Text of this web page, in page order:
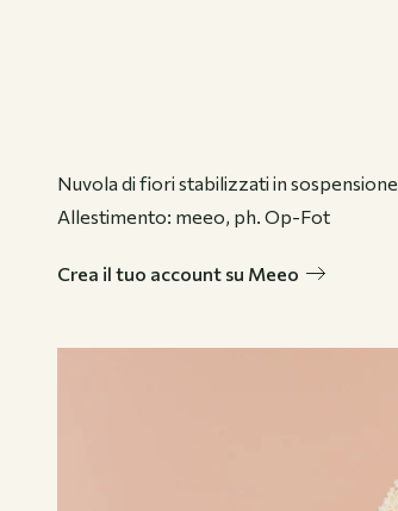
Nuvola di fiori stabilizzati in sospensione.
Allestimento: meeo, ph. Op-Fot
Crea il tuo account su Meeo